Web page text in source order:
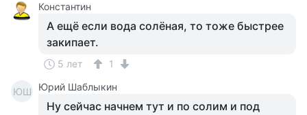
Константин
А ещё если вода солёная, то тоже быстрее
закипает.
5 лет 1
ЮШ Юрий Шаблыкин
Ну сейчас начнем тут и по солим и под